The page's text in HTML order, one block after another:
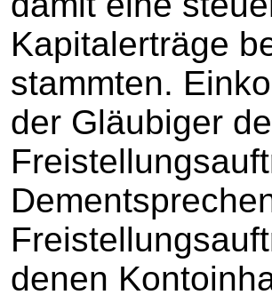
Kapitalerträge
stammten.
der Gläubiger
denen